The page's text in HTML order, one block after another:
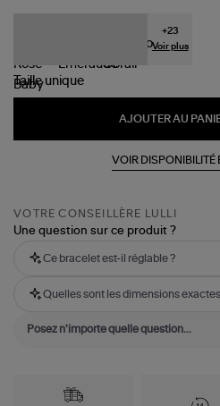
+23
Voir plus
Tailleunique
AJOUTER AU
VOIR DISPONIBILITÉ
VOTRE CONSEILLÈRE LULLI
Une question sur ce produit ?
Ce bracelet est-il réglable ?
Quelles sont les dimensions